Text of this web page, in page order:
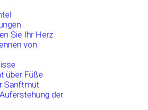
Sie Ihr Herz
von
über Füße
Sanftmut
der